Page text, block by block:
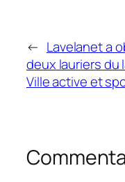
← Lavelanet a
deux lauriers du
Ville active et